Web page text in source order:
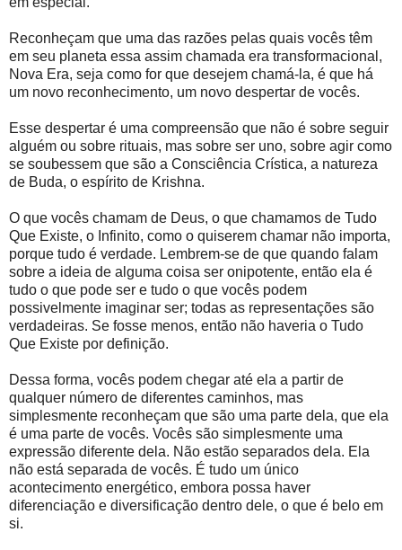
Reconheçam que uma das razões pelas quais vocês têm
em seu planeta essa assim chamada era transformacional,
Nova Era, seja como for que desejem chamá-la, é que há
um novo reconhecimento, um novo despertar de vocês.
Esse despertar é uma compreensão que não é sobre seguir
alguém ou sobre rituais, mas sobre ser uno, sobre agir como
se soubessem que são a Consciência Crística, a natureza
de Buda, o espírito de Krishna.
O que vocês chamam de Deus, o que chamamos de Tudo
Que Existe, o Infinito, como o quiserem chamar não importa,
porque tudo é verdade. Lembrem-se de que quando falam
sobre a ideia de alguma coisa ser onipotente, então ela é
tudo o que pode ser e tudo o que vocês podem
possivelmente imaginar ser; todas as representações são
verdadeiras. Se fosse menos, então não haveria o Tudo
Que Existe por definição.
Dessa forma, vocês podem chegar até ela a partir de
qualquer número de diferentes caminhos, mas
simplesmente reconheçam que são uma parte dela, que ela
é uma parte de vocês. Vocês são simplesmente uma
expressão diferente dela. Não estão separados dela. Ela
não está separada de vocês. É tudo um único
acontecimento energético, embora possa haver
diferenciação e diversificação dentro dele, o que é belo em
si.